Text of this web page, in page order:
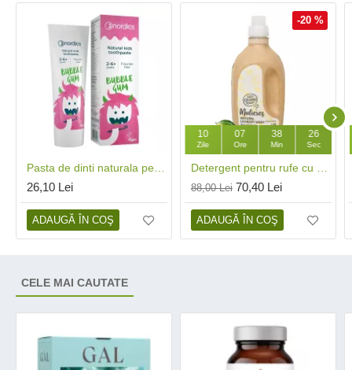
26,10 Lei
ADAUGĂ ÎN COŞ
-20 %
10
Zile
07
Ore
38
Min
26
Sec
88,00 Lei 70,40 Lei
ADAUGĂ ÎN COŞ
CELE MAI CAUTATE